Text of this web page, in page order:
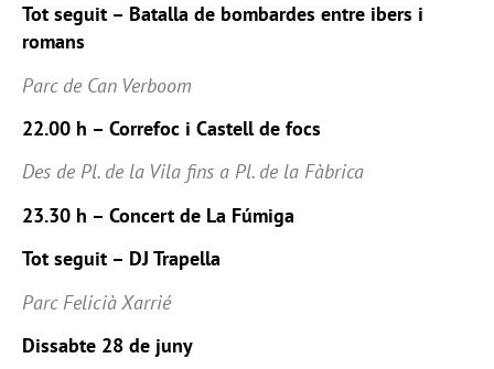
Tot seguit – Batalla de bombardes entre ibers i
romans
Parc de Can Verboom
22.00 h – Correfoc i Castell de focs
Des de Pl. de la Vila fins a Pl. de la Fàbrica
23.30 h – Concert de La Fúmiga
Tot seguit – DJ Trapella
Parc Felicià Xarrié
Dissabte 28 de juny